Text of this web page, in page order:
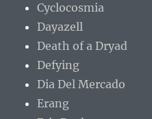
Cyclocosmia
Dayazell
Death of a Dryad
Defying
Dia Del Mercado
Erang